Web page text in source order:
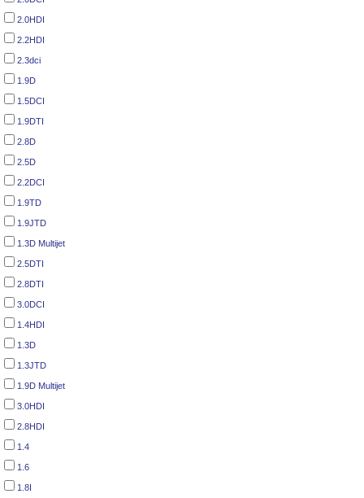
2.0HDI
2.2HDI
2.3dci
1.9D
1.5DCI
1.9DTI
2.8D
2.5D
2.2DCI
1.9TD
1.9JTD
1.3D Multijet
2.5DTI
2.8DTI
3.0DCI
1.4HDI
1.3D
1.3JTD
1.9D Multijet
3.0HDI
2.8HDI
1.4
1.6
1.8I